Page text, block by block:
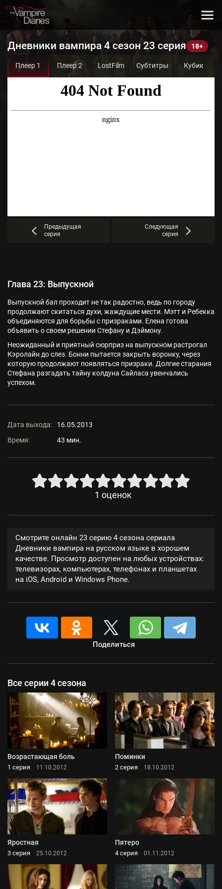
Дневники вампира 4 сезон 23 серия
Плеер 1 Плеер 2 LostFilm Субтитры Кубик
Предыдущая
серия
Следующая
серия
Глава 23: Выпускной
Выпускной бал проходит не так радостно, ведь по городу
продолжают скитаться духи, жаждущие мести. Мэтт и Ребекка
объединяются для борьбы с призраками. Елена готова
объявить о своем решении Стефану и Дэймону.
Неожиданный и приятный сюрприз на выпускном растрогал
Кэролайн до слез. Бонни пытается закрыть воронку, через
которую продолжают появляться призраки. Долгие старания
Стефана разгадать тайну колдуна Сайласа увенчались
успехом.
Дата выхода:
16.05.2013
Время:
43 мин.
1 оценок
Смотрите онлайн 23 серию 4 сезона сериала
Дневники вампира на русском языке в хорошем
качестве. Просмотр доступен на любых устройствах:
телевизорах, компьютерах, телефонах и планшетах
на iOS, Android и Windows Phone.
Поделиться
Все серии 4 сезона
Возрастающая боль
1 серия 11.10.2012
Поминки
2 серия 18.10.2012
Яростная
3 серия 25.10.2012
Пятеро
4 серия 01.11.2012